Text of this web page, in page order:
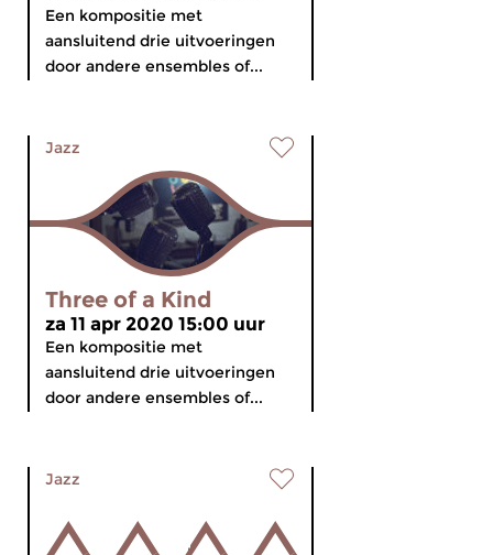
Een kompositie met
aansluitend drie uitvoeringen
door andere ensembles of...
Jazz
Three of a Kind
za 11 apr 2020 15:00 uur
Een kompositie met
aansluitend drie uitvoeringen
door andere ensembles of...
Jazz